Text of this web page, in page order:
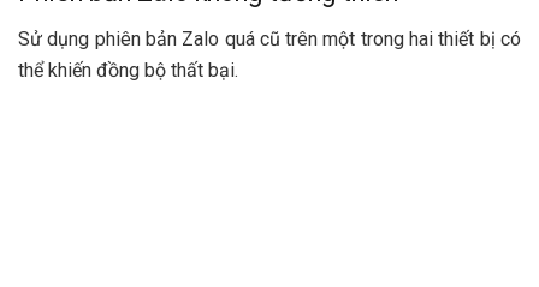
Sử dụng phiên bản Zalo quá cũ trên một trong hai thiết bị có
thể khiến đồng bộ thất bại.